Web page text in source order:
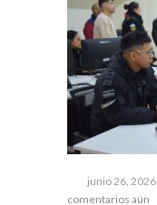
junio 26, 2026
comentarios aún